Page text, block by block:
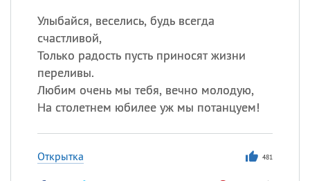
Улыбайся, веселись, будь всегда
счастливой,
Только радость пусть приносят жизни
переливы.
Любим очень мы тебя, вечно молодую,
На столетнем юбилее уж мы потанцуем!
Открытка 481